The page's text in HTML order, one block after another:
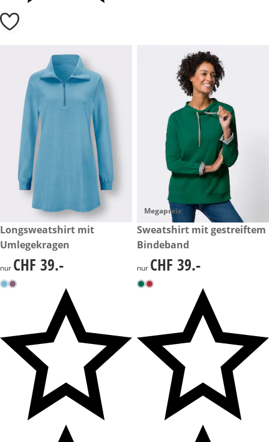
CHF 39.-
Longsweatshirt mit
Umlegekragen
CHF 39.-
nur CHF 39.-
Megapreis
CHF 39.-
Sweatshirt mit gestreiftem
Bindeband
CHF 39.-
nur CHF 39.-